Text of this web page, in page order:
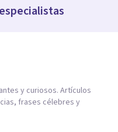
y curiosos. Artículos
frases célebres y